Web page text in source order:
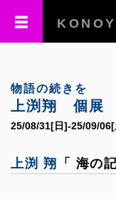
物語の続きを
上渕翔 個展
25/08/31[日]-25/09/
上渕 翔 「 海の